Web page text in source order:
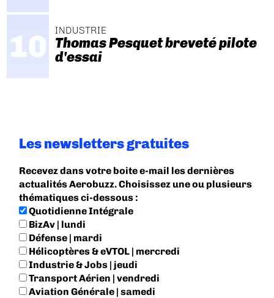
INDUSTRIE
Thomas Pesquet breveté pilote
d'essai
Les newsletters gratuites
Recevez dans votre boite e-mail les dernières
actualités Aerobuzz. Choisissez une ou plusieurs
thématiques ci-dessous :
Quotidienne Intégrale
BizAv | lundi
Défense | mardi
Hélicoptères & eVTOL | mercredi
Industrie & Jobs | jeudi
Transport Aérien | vendredi
Aviation Générale | samedi